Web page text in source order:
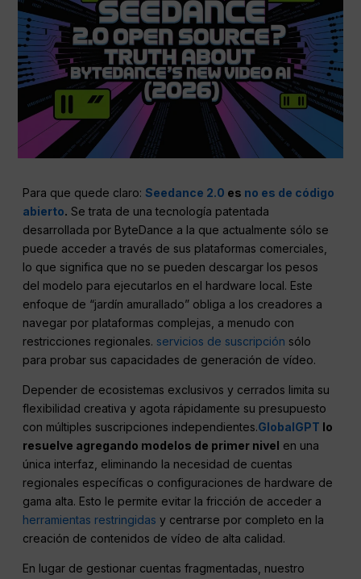
Para que quede claro:Seedance 2.0 es no es de código
abierto. Se trata de una tecnología patentada
desarrollada por ByteDance a la que actualmente sólo se
puede acceder a través de sus plataformas comerciales,
lo que significa que no se pueden descargar los pesos
del modelo para ejecutarlos en el hardware local. Este
enfoque de “jardín amurallado” obliga a los creadores a
navegar por plataformas complejas, a menudo con
restricciones regionales. servicios de suscripción sólo
para probar sus capacidades de generación de vídeo.
Depender de ecosistemas exclusivos y cerrados limita su
flexibilidad creativa y agota rápidamente su presupuesto
con múltiples suscripciones independientes.GlobalGPT lo
resuelve agregando modelos de primer nivel en una
única interfaz, eliminando la necesidad de cuentas
regionales específicas o configuraciones de hardware de
gama alta. Esto le permite evitar la fricción de acceder a
herramientas restringidas y centrarse por completo en la
creación de contenidos de vídeo de alta calidad.
En lugar de gestionar cuentas fragmentadas, nuestro